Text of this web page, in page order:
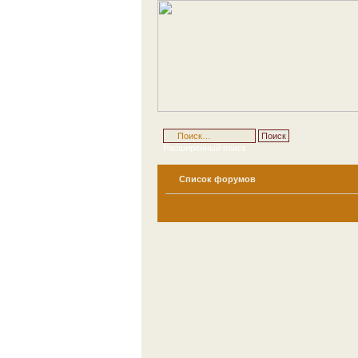
Расширенный поиск
Список форумов